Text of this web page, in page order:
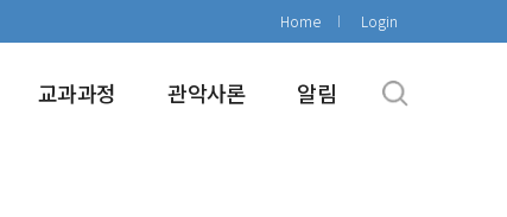
Home Login
교과과정 관악사론 알림